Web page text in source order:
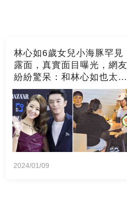
林心如6歲女兒小海豚罕見
露面，真實面目曝光，網友
紛紛驚呆：和林心如也太像
了！
2024/01/09